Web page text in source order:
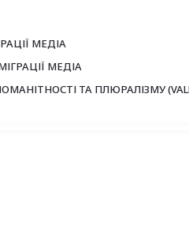
МЕДІА
МЕДІА
ТА ПЛЮРАЛІЗМУ